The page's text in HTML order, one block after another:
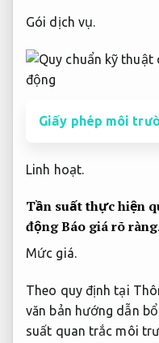
Gói dịch vụ.
Giấy phép môi
Linh hoạt.
Tần suất thực hiện
độngBáo giá rõ
Mức giá.
Theo quy định tại
văn bản hướng dẫn
suất quan trắc môi